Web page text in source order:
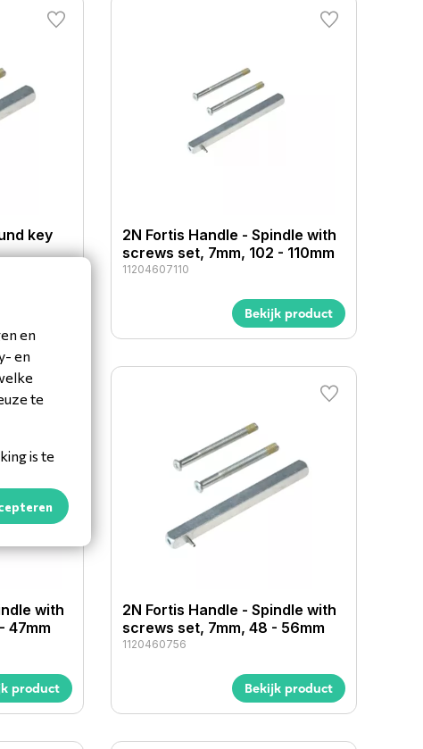
key
2N Fortis Handle - Spindle with
screws set, 7mm, 102 - 110mm
11204607110
Bekijk product
with
47mm
product
2N Fortis Handle - Spindle with
screws set, 7mm, 48 - 56mm
1120460756
Bekijk product
en
en
te
is te